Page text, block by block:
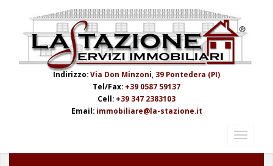
Indirizzo:Via Don Minzoni, 39 Pontedera (PI)
Tel/Fax: +39 0587 59137
Cell: +39 347 2383103
Email: immobiliare@la-stazione.it